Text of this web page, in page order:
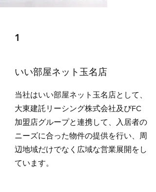
1
​いい部屋ネット玉名店
当社はいい部屋ネット玉名店として、
大東建託リーシング株式会社及びFC
加盟店グループと連携して、入居者の
ニーズに合った物件の提供を行い、周
辺地域だけでなく広域な営業展開をし
ています。